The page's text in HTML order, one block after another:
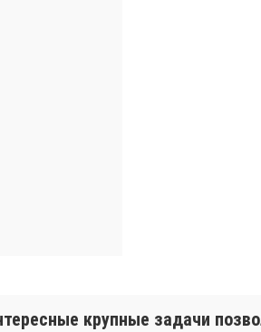
крупные задачи